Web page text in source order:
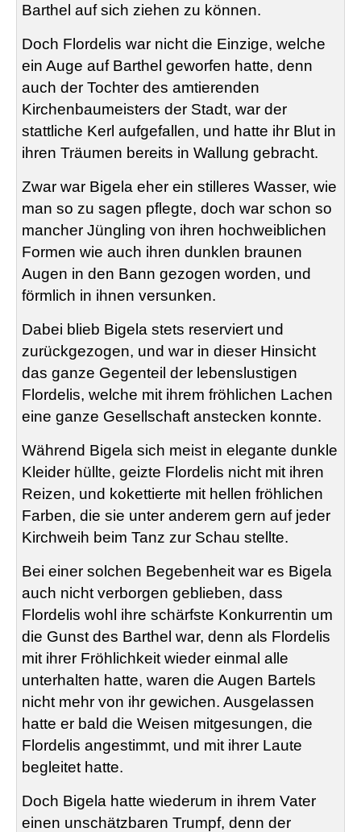
Barthel auf sich ziehen zu können.
Doch Flordelis war nicht die Einzige, welche
ein Auge auf Barthel geworfen hatte, denn
auch der Tochter des amtierenden
Kirchenbaumeisters der Stadt, war der
stattliche Kerl aufgefallen, und hatte ihr Blut in
ihren Träumen bereits in Wallung gebracht.
Zwar war Bigela eher ein stilleres Wasser, wie
man so zu sagen pflegte, doch war schon so
mancher Jüngling von ihren hochweiblichen
Formen wie auch ihren dunklen braunen
Augen in den Bann gezogen worden, und
förmlich in ihnen versunken.
Dabei blieb Bigela stets reserviert und
zurückgezogen, und war in dieser Hinsicht
das ganze Gegenteil der lebenslustigen
Flordelis, welche mit ihrem fröhlichen Lachen
eine ganze Gesellschaft anstecken konnte.
Während Bigela sich meist in elegante dunkle
Kleider hüllte, geizte Flordelis nicht mit ihren
Reizen, und kokettierte mit hellen fröhlichen
Farben, die sie unter anderem gern auf jeder
Kirchweih beim Tanz zur Schau stellte.
Bei einer solchen Begebenheit war es Bigela
auch nicht verborgen geblieben, dass
Flordelis wohl ihre schärfste Konkurrentin um
die Gunst des Barthel war, denn als Flordelis
mit ihrer Fröhlichkeit wieder einmal alle
unterhalten hatte, waren die Augen Bartels
nicht mehr von ihr gewichen. Ausgelassen
hatte er bald die Weisen mitgesungen, die
Flordelis angestimmt, und mit ihrer Laute
begleitet hatte.
Doch Bigela hatte wiederum in ihrem Vater
einen unschätzbaren Trumpf, denn der